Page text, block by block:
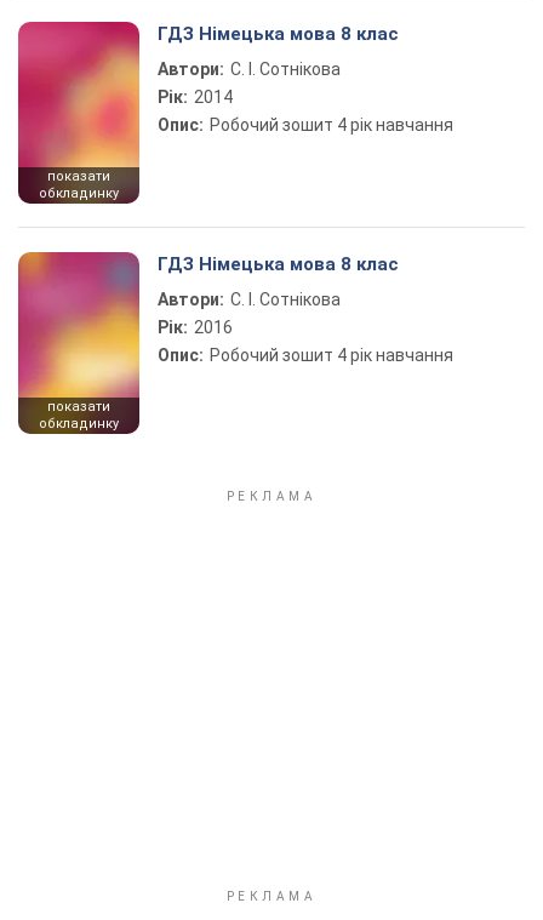
показати
обкладинку
ГДЗ Німецька мова 8 клас
Автори: С. І. Сотнікова
Рік: 2014
Опис: Робочий зошит 4 рік навчання
показати
обкладинку
ГДЗ Німецька мова 8 клас
Автори: С. І. Сотнікова
Рік: 2016
Опис:
Робочий зошит 4 рік навчання